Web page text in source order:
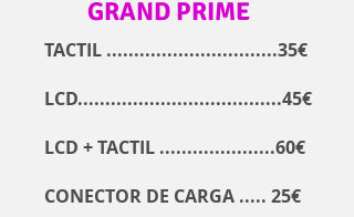
GRAND PRIME
TACTIL ...............................35€
LCD.....................................45€
LCD + TACTIL .....................60€
CONECTOR DE CARGA ..... 25€